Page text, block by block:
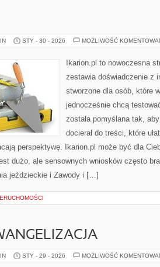
STY - 30 - 2026 MOŻLIWOŚĆ
Ikarion.pl to nowoczesna
zestawia doświadczenie z
stworzone dla osób, które
jednocześnie chcą
została pomyślana tak,
docierał do treści, które
perspektywę. Ikarion.pl może być dla
dużo, ale sensownych wniosków często
jeździeckie i Zawody i […]
STY - 29 - 2026 MOŻLIWOŚĆ